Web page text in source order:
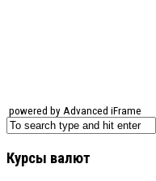
powered by Advanced iFrame
Курсы валют